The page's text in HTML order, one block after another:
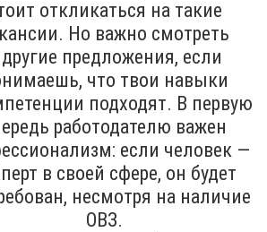
откликаться на такие
Но важно смотреть
предложения, если
что твои навыки
подходят. В первую
работодателю важен
если человек —
в своей сфере, он будет
несмотря на наличие
ОВЗ.